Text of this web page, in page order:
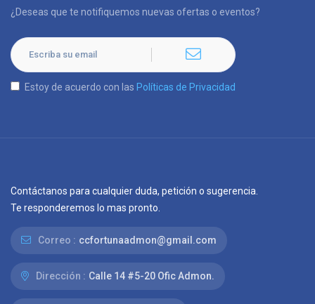
¿Deseas que te notifiquemos nuevas ofertas o eventos?
Estoy de acuerdo con las Políticas de Privacidad
Contáctanos para cualquier duda, petición o sugerencia.
Te responderemos lo mas pronto.
Correo : ccfortunaadmon@gmail.com
Dirección : Calle 14 #5-20 Ofic Admon.